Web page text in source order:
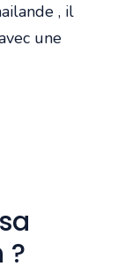
, il
une
?